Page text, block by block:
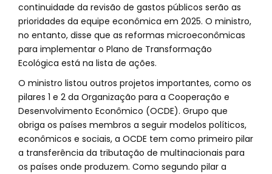
continuidade da revisão de gastos públicos serão as
prioridades da equipe econômica em 2025. O ministro,
no entanto, disse que as reformas microeconômicas
para implementar o Plano de Transformação
Ecológica está na lista de ações.
O ministro listou outros projetos importantes, como os
pilares 1 e 2 da Organização para a Cooperação e
Desenvolvimento Econômico (OCDE). Grupo que
obriga os países membros a seguir modelos políticos,
econômicos e sociais, a OCDE tem como primeiro pilar
a transferência da tributação de multinacionais para
os países onde produzem. Como segundo pilar a